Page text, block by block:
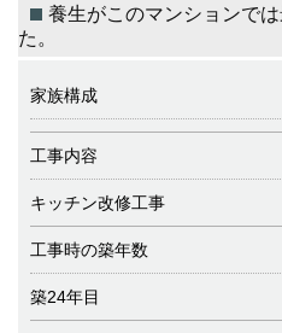
養生がこのマンションで
た。
家族構成
工事内容
キッチン改修工事
工事時の築年数
築24年目